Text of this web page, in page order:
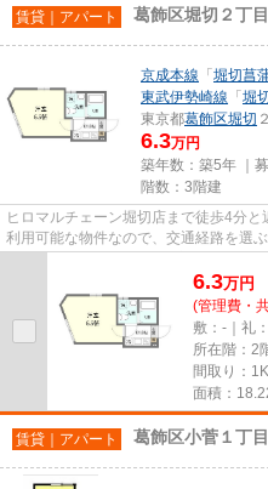
賃貸｜アパート 葛飾区堀切２丁
京成本線 「 堀切菖
東武伊勢崎線 「 堀
東京都葛飾区堀切
6.3万円
築年数：築5年 ｜募
階数：3階建
ヒロマルチェーン堀切店まで徒歩4分
利用可能な物件なので、交通経路を選
6.3万円
(管理費・
敷：-｜礼
所在階：2
間取り：1K
面積：
賃貸｜アパート 葛飾区小菅１丁